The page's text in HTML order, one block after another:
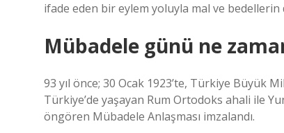
ifade eden bir eylem yoluyla mal ve
Mübadele günü ne
93 yıl önce; 30 Ocak 1923’te, Türkiye Büyük
Türkiye’de yaşayan Rum Ortodoks ahali ile
öngören Mübadele Anlaşması imzalandı.